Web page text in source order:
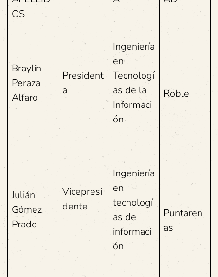
OS
Braylin
Peraza
Alfaro
President
a
Ingeniería
en
Tecnologí
as de la
Informaci
ón
Roble
Julián
Gómez
Prado
Vicepresi
dente
Ingeniería
en
tecnologí
as de
informaci
ón
Puntaren
as